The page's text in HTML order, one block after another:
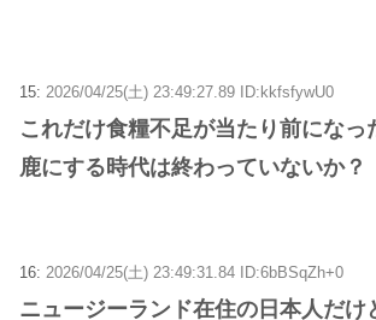
15: 2026/04/25(土) 23:49:27.89 ID:kkfsfywU0
これだけ食糧不足が当たり前になっ
鹿にする時代は終わっていないか？
16: 2026/04/25(土) 23:49:31.84 ID:6bBSqZh+0
ニュージーランド在住の日本人だけ